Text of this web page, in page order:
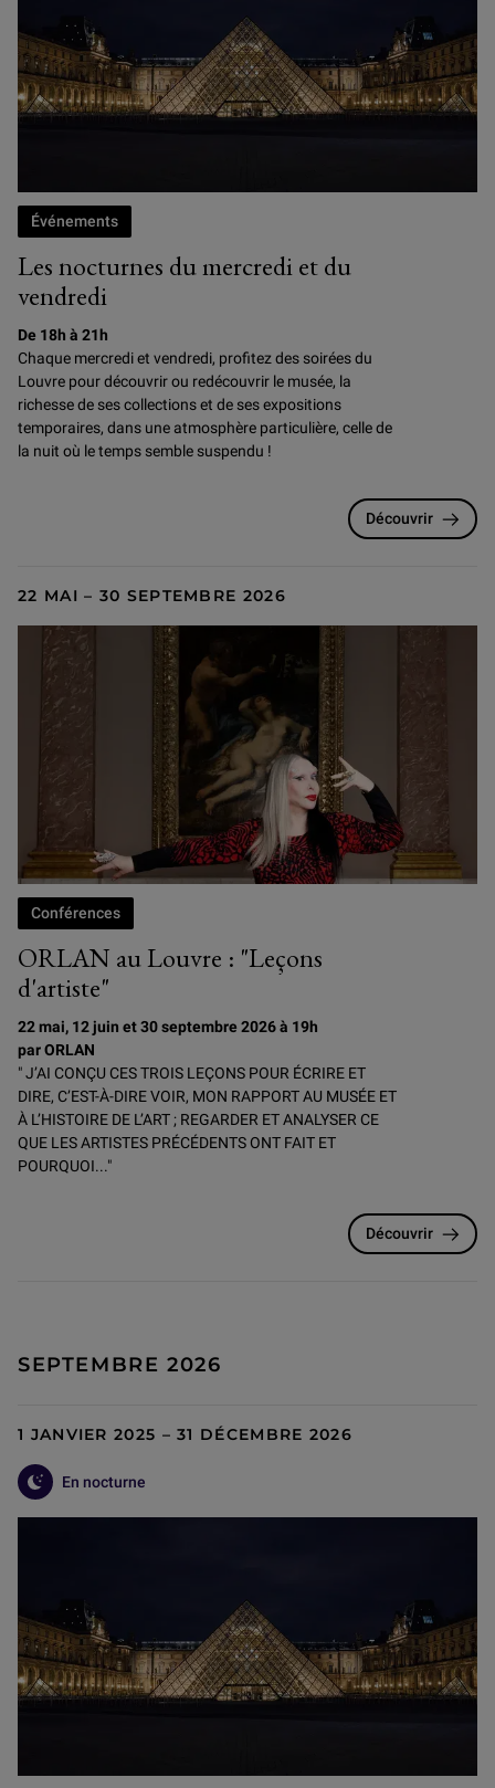
Les nocturnes du mercredi et du
vendredi
Événements
De 18h à 21h
Chaque mercredi et vendredi, profitez des soirées du
Louvre pourdécouvrir ou redécouvrir le musée, la
richesse de ses collections et de ses expositions
temporaires, dans une atmosphère particulière, celle de
la nuit où le temps semble suspendu !
Découvrir
22 MAI – 30 SEPTEMBRE 2026
ORLAN au Louvre : "Leçons
d'artiste"
Conférences
22 mai, 12 juin et 30 septembre 2026 à 19h
par ORLAN
" J’AI CONÇU CES TROIS LEÇONS POUR ÉCRIRE ET
DIRE, C’EST-À-DIRE VOIR, MON RAPPORT AU MUSÉE ET
À L’HISTOIRE DE L’ART ; REGARDER ET ANALYSER CE
QUE LES ARTISTES PRÉCÉDENTS ONT FAIT ET
POURQUOI..."
Découvrir
SEPTEMBRE 2026
1 JANVIER 2025 – 31 DÉCEMBRE 2026
En nocturne